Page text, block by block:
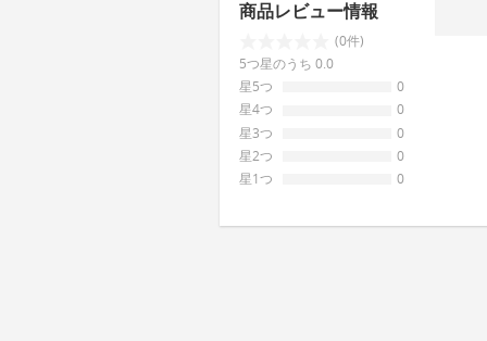
商品レビュー情報
(0件)
5つ星のうち 0.0
星5つ
0
星4つ
0
星3つ
0
星2つ
0
星1つ
0